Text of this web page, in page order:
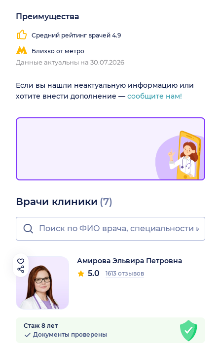
ответы на все вопросы о здоровье.
Преимущества
Средний рейтинг врачей 4.9
Близко от метро
Данные актуальны на 30.07.2026
Если вы нашли неактуальную информацию или
хотите внести дополнение — сообщите нам!
Врачи клиники (7)
Амирова Эльвира Петровна
5.0 1613 отзывов
Стаж 8 лет
Документы проверены